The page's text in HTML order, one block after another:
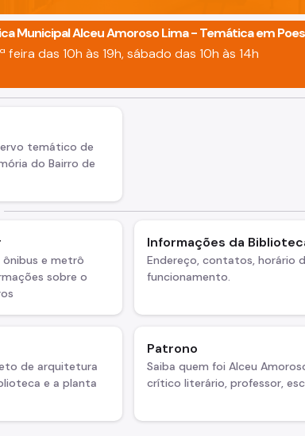
Municipal Alceu Amoroso Lima - Temática em
feira das 10h às 19h, sábado das 10h às 14h
temático de
do Bairro de
ônibus e metrô
sobre o
Informações da
Endereço, contatos, horário
funcionamento.
de arquitetura
e a planta
Patrono
Saiba quem foi Alceu
crítico literário, professor,